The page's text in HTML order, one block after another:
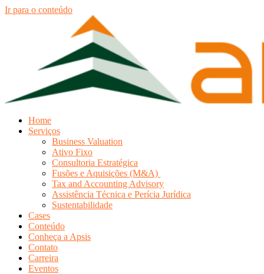
Ir para o conteúdo
Home
Serviços
Business Valuation
Ativo Fixo
Consultoria Estratégica
Fusões e Aquisições (M&A)
Tax and Accounting Advisory
Assistência Técnica e Perícia Jurídica
Sustentabilidade
Cases
Conteúdo
Conheça a Apsis
Contato
Carreira
Eventos